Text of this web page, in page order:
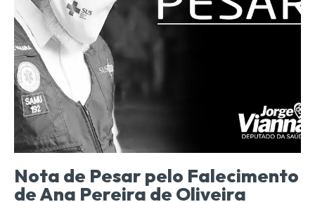
Nota de Pesar pelo Falecimento
de Ana Pereira de Oliveira